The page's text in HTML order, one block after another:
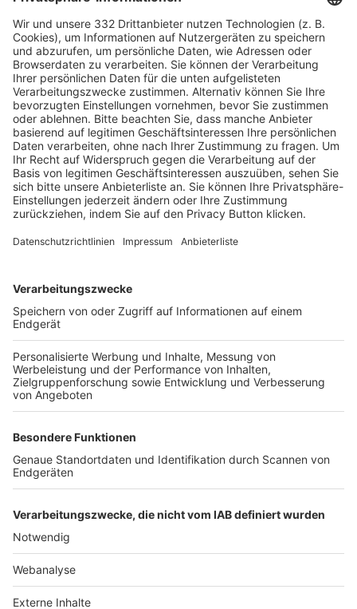
HÄUFIG BESUCHTE SEITEN
Pässe und Vereinswechsel
Trainerausbildung
Schulungsangebot Vereinsmitarbeiter
BFV-Geschäftsstellen
Trainerbörse
Login SpielPlus
FOLGE DEM BFV
TOP-VEREINE
TOP-PARTNER
Nutzungsbedingungen Datenschutz Impressum